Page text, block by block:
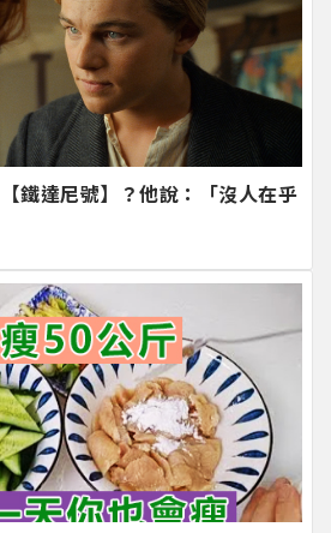
鐵達尼號】？他說：「沒人在乎